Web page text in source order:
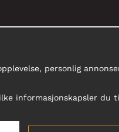
personlig
informasjonskapsler